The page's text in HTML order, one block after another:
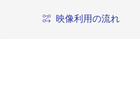
映像利用の流れ